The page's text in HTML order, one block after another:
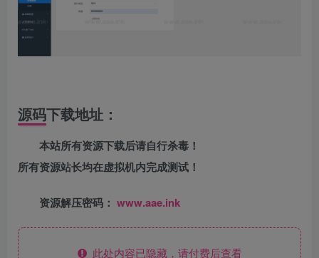
源码下载地址：
本站所有资源下载后请自行杀毒！
所有资源站长均在虚拟机内完成测试！
资源解压密码： www.aae.ink
此处内容已隐藏，请付费后查看